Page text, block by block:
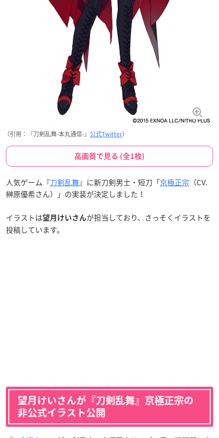
（引用：『刀剣乱舞-本丸通信-』 公式Twitter）
高画質で見る (全1枚)
人気ゲーム『刀剣乱舞』に新刀剣男士・短刀「京極正宗 （CV.
榊原優希さん）」の実装が決定しました！
イラストは望月けいさんが担当しており、さっそくイラストを
投稿しています。
望月けいさんが『刀剣乱舞』京極正宗の
非公式イラスト公開